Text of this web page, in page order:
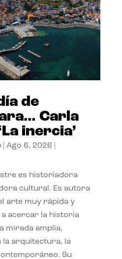
de
Carla
inercia’
| Ago 6, 2026
es historiadora
cultural. Es autora
arte muy rápida y
acercar la historia
mirada amplia,
la arquitectura, la
Su